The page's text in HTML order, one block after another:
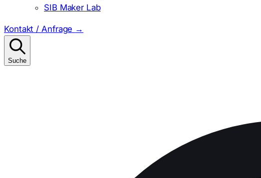
SIB Maker Lab
Kontakt / Anfrage →
Suche